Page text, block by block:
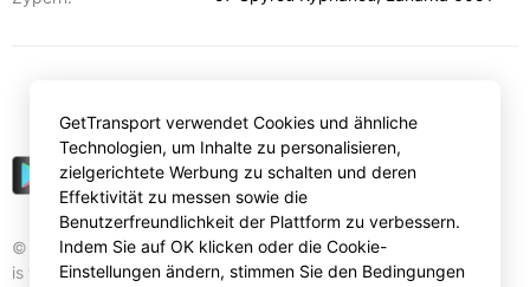
© Gettransport International Limited. GetTransport®
is trademark of Gettransport International Limited.
GetTransport verwendet Cookies und ähnliche
Technologien, um Inhalte zu personalisieren,
zielgerichtete Werbung zu schalten und deren
Effektivität zu messen sowie die
Benutzerfreundlichkeit der Plattform zu verbessern.
Indem Sie auf OK klicken oder die Cookie-
Einstellungen ändern, stimmen Sie den Bedingungen